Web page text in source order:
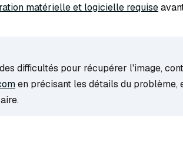
matérielle et logicielle requise
difficultés pour récupérer l'image,
en précisant les détails du problème,